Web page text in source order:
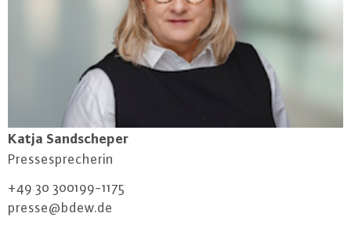
Katja Sand­sche­per
Pres­se­spre­che­rin
+49 30 300199-1175
presse@​bdew.​de